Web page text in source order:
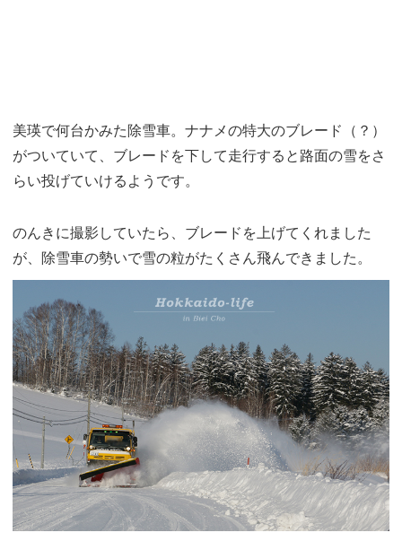
美瑛で何台かみた除雪車。ナナメの特大のブレード（？）
がついていて、ブレードを下して走行すると路面の雪をさ
らい投げていけるようです。
のんきに撮影していたら、ブレードを上げてくれました
が、除雪車の勢いで雪の粒がたくさん飛んできました。